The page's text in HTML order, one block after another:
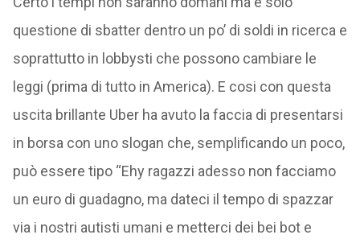
questione di sbatter dentro un po’ di soldi in ricerca e
soprattutto in lobbysti che possono cambiare le
leggi (prima di tutto in America). E cosi con questa
uscita brillante Uber ha avuto la faccia di presentarsi
in borsa con uno slogan che, semplificando un poco,
può essere tipo “Ehy ragazzi adesso non facciamo
un euro di guadagno, ma dateci il tempo di spazzar
via i nostri autisti umani e metterci dei bei bot e